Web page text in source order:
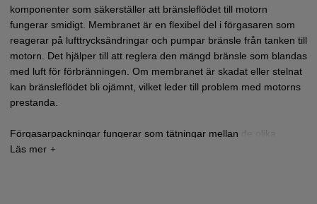
komponenter som säkerställer att bränsleflödet till motorn
fungerar smidigt. Membranet är en flexibel del i förgasaren som
reagerar på lufttrycksändringar och pumpar bränsle från tanken till
motorn. Det hjälper till att reglera den mängd bränsle som blandas
med luft för förbränningen. Om membranet är skadat eller stelnat
kan bränsleflödet bli ojämnt, vilket leder till problem med motorns
prestanda.
Förgasarpackningar fungerar som tätningar mellan de olika
delarna av förgasaren och förhindrar läckage av bränsle eller luft.